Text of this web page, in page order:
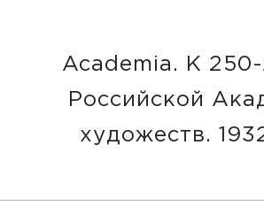
Academia. К
Российской
художеств.